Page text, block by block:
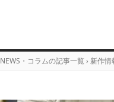
NEWS・コラムの記事一覧 › 新作情